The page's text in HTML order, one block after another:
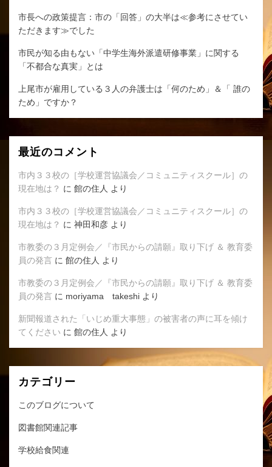
市長への政策提言：市の「回答」の大半は≪参考にさせてい
ただきます≫でした
市民が知る由もない「中学生海外派遣研修事業」に関する
「不都合な真実」とは
上尾市が雇用している３人の弁護士は「何のため」＆「 誰の
ため」ですか？
最近のコメント
市内３３校の［学校運営協議会／コミュニティスクール］の
現在地は？ に 館の住人 より
市内３３校の［学校運営協議会／コミュニティスクール］の
現在地は？ に 神田和彦 より
市教委の３月定例会／『市民からの請願』取り下げ ＆ 教育委
員の発言 に 館の住人 より
市教委の３月定例会／『市民からの請願』取り下げ ＆ 教育委
員の発言 に moriyama takeshi より
新聞報道された「いじめ重大事態」の被害者の声に耳を傾け
てください に 館の住人 より
カテゴリー
このブログについて
図書館関連記事
学校給食関連